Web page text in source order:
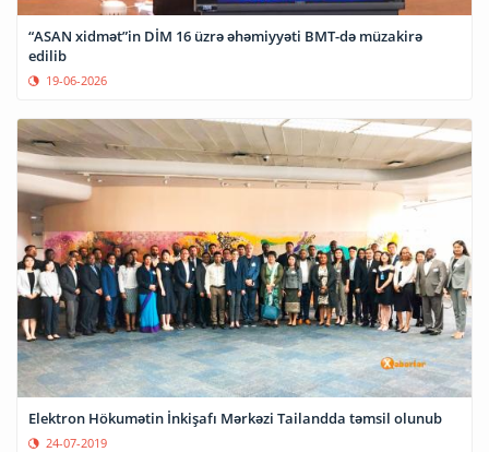
“ASAN xidmət”in DİM 16 üzrə əhəmiyyəti BMT-də müzakirə
edilib
19-06-2026
Elektron Hökumətin İnkişafı Mərkəzi Tailandda təmsil olunub
24-07-2019